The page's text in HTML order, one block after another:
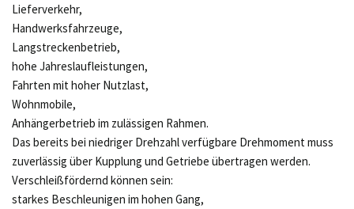
Lieferverkehr,
Handwerksfahrzeuge,
Langstreckenbetrieb,
hohe Jahreslaufleistungen,
Fahrten mit hoher Nutzlast,
Wohnmobile,
Anhängerbetrieb im zulässigen Rahmen.
Das bereits bei niedriger Drehzahl verfügbare Drehmoment muss
zuverlässig über Kupplung und Getriebe übertragen werden.
Verschleißfördernd können sein:
starkes Beschleunigen im hohen Gang,